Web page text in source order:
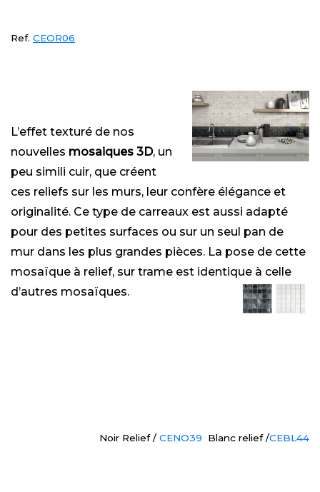
Ref. CEOR06
L’effet texturé de nos
nouvelles mosaiques 3D, un
peu simili cuir, que créent
ces reliefs sur les murs, leur confère élégance et
originalité. Ce type de carreaux est aussi adapté
pour des petites surfaces ou sur un seul pan de
mur dans les plus grandes pièces. La pose de cette
mosaïque à relief, sur trame est identique à celle
d’autres mosaïques.
Noir Relief / CENO39 Blanc relief /CEBL44